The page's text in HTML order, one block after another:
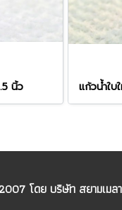
นิ้ว แก้วน้ำใ
โดย บริษัท สยามเมล